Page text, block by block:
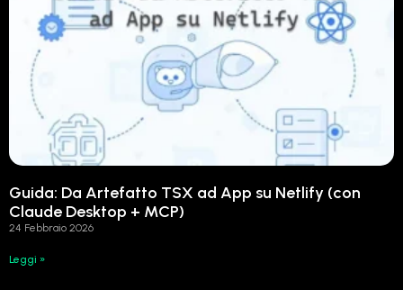
Guida: Da Artefatto TSX ad App su Netlify (con
Claude Desktop + MCP)
24 Febbraio 2026
Leggi »